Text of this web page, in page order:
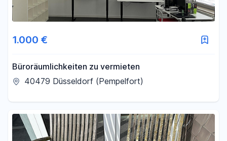
Filter für Preis zurücksetzen
1.000 €
Büroräumlichkeiten zu vermieten
40479 Düsseldorf (Pempelfort)